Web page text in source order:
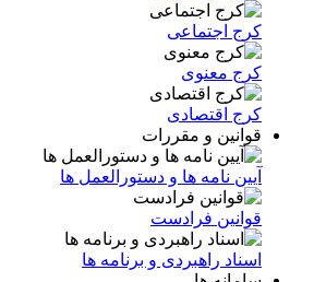
کرج اجتماعی
کرج معنوی
کرج اقتصادی
قوانین و مقررات
آیین نامه ها و دستورالعمل ها
قوانین فرادست
اسناد راهبردی و برنامه ها